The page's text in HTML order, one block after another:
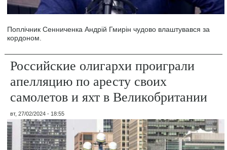
Поплічник Сенниченка Андрій Гмирін чудово влаштувався за
кордоном.
Российские олигархи проиграли
апелляцию по аресту своих
самолетов и яхт в Великобритании
вт, 27/02/2024 - 18:55